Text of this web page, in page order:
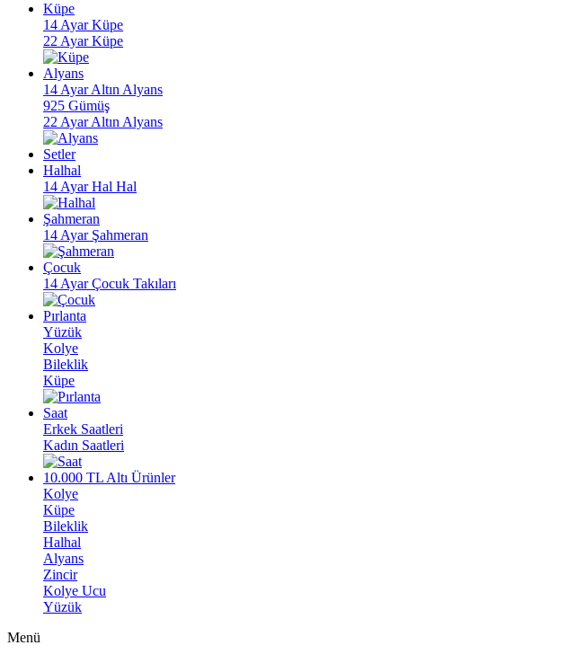
Küpe
14 Ayar Küpe
22 Ayar Küpe
Alyans
14 Ayar Altın Alyans
925 Gümüş
22 Ayar Altın Alyans
Setler
Halhal
14 Ayar Hal Hal
Şahmeran
14 Ayar Şahmeran
Çocuk
14 Ayar Çocuk Takıları
Pırlanta
Yüzük
Kolye
Bileklik
Küpe
Saat
Erkek Saatleri
Kadın Saatleri
10.000 TL Altı Ürünler
Kolye
Küpe
Bileklik
Halhal
Alyans
Zincir
Kolye Ucu
Yüzük
Menü